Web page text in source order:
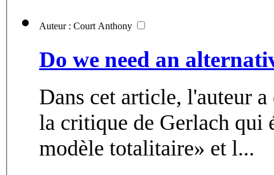
Auteur : Court Anthony
Do we need an
Dans cet article, l'auteur
la critique de Gerlach qui
modèle totalitaire» et l...